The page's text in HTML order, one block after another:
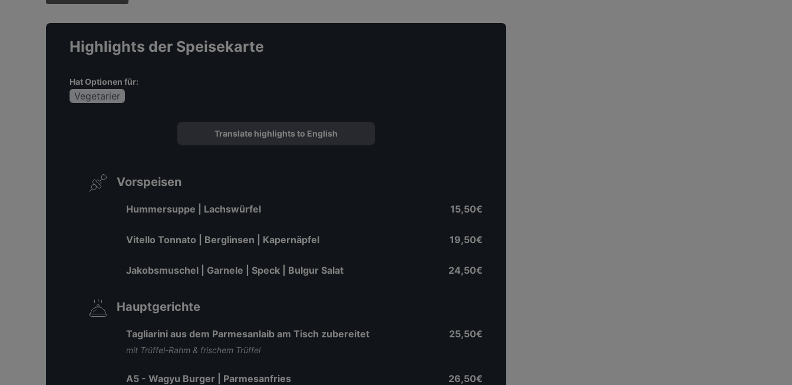
Highlights der Speisekarte
Hat Optionen für:
Vegetarier
Translate highlights to English
Vorspeisen
Hummersuppe | Lachswürfel 15,50€
Vitello Tonnato | Berglinsen | Kapernäpfel 19,50€
Jakobsmuschel | Garnele | Speck | Bulgur Salat 24,50€
Hauptgerichte
Tagliarini aus dem Parmesanlaib am Tisch zubereitet
mit Trüffel-Rahm & frischem Trüffel
25,50€
A5 - Wagyu Burger | Parmesanfries 26,50€